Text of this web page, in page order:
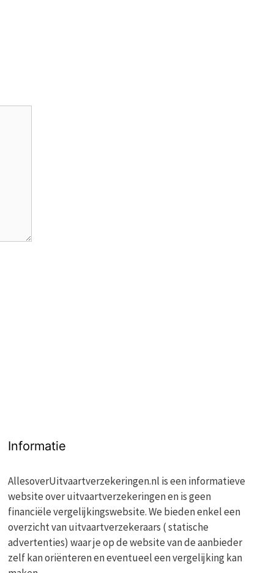
Informatie
AllesoverUitvaartverzekeringen.nl is een informatieve
website over uitvaartverzekeringen en is geen
financiële vergelijkingswebsite. We bieden enkel een
overzicht van uitvaartverzekeraars ( statische
advertenties) waar je op de website van de aanbieder
zelf kan oriënteren en eventueel een vergelijking kan